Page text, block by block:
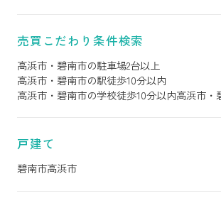
売買こだわり条件検索
高浜市・碧南市の駐車場2台以上
高浜市・碧南市の駅徒歩10分以内
高浜市・碧南市の学校徒歩10分以内高浜市・
戸建て
碧南市高浜市